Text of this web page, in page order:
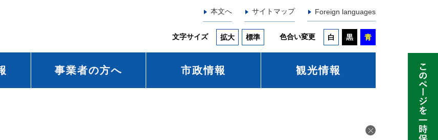
本文へ サイトマップ Foreign languages
文字サイズ 拡大 標準 色合い変更 白 黒 青
事業者の方へ 市政情報 観光情報